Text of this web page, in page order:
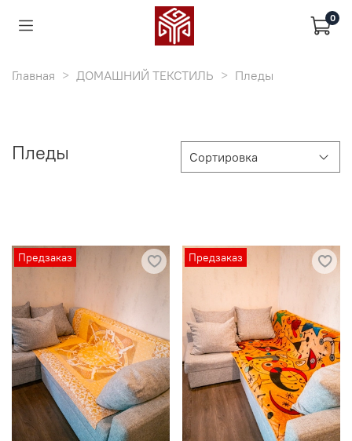
0
Главная ДОМАШНИЙ ТЕКСТИЛЬ Пледы
Пледы
Предзаказ Предзаказ